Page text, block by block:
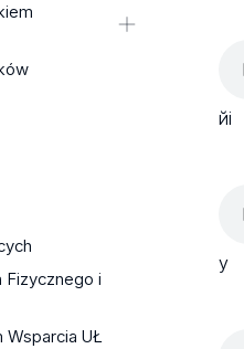
i
i
i
Pracę
Fizycznego i
Wsparcia UŁ
йі
у